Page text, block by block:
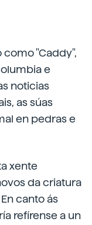
como "Caddy",
e
noticias
as súas
en pedras e
xente
da criatura
canto ás
refírense a un